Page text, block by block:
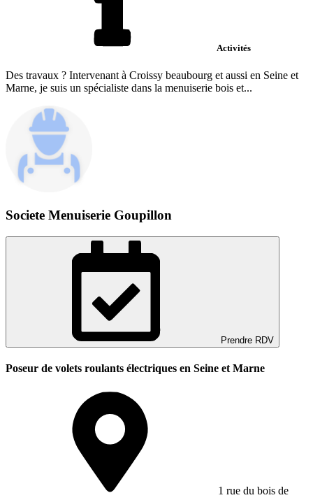
Activités
Des travaux ? Intervenant à Croissy beaubourg et aussi en Seine et
Marne, je suis un spécialiste dans la menuiserie bois et...
Societe Menuiserie Goupillon
Prendre RDV
Poseur de volets roulants électriques en Seine et Marne
1 rue du bois de